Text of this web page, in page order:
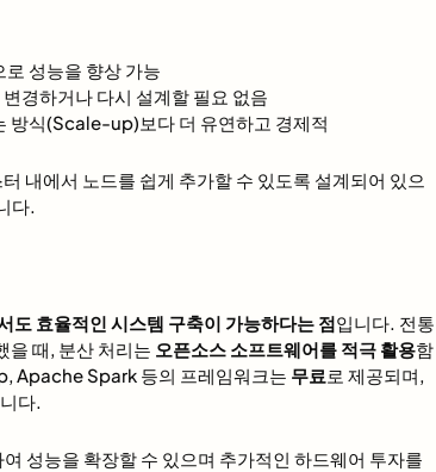
성능을 향상 가능
경하거나 다시 설계할 필요 없음
방식(Scale-up)보다 더 유연하고 경제적
내에서 노드를 쉽게 추가할 수 있도록 설계되어 있으
다.
도 효율적인 시스템 구축이 가능하다는 점입니다. 전통
을 때, 분산 처리는 오픈소스 소프트웨어를 적극 활용함
Apache Spark 등의 프레임워크는 무료 로 제공되며,
다.
여 성능을 확장할 수 있으며 추가적인 하드웨어 투자를